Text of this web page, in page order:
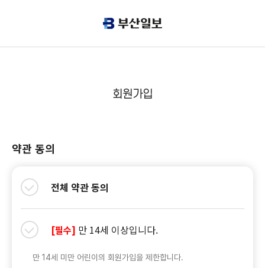
회원가입
약관 동의
전체 약관 동의
[필수] 만 14세 이상입니다.
만 14세 미만 어린이의 회원가입을 제한합니다.